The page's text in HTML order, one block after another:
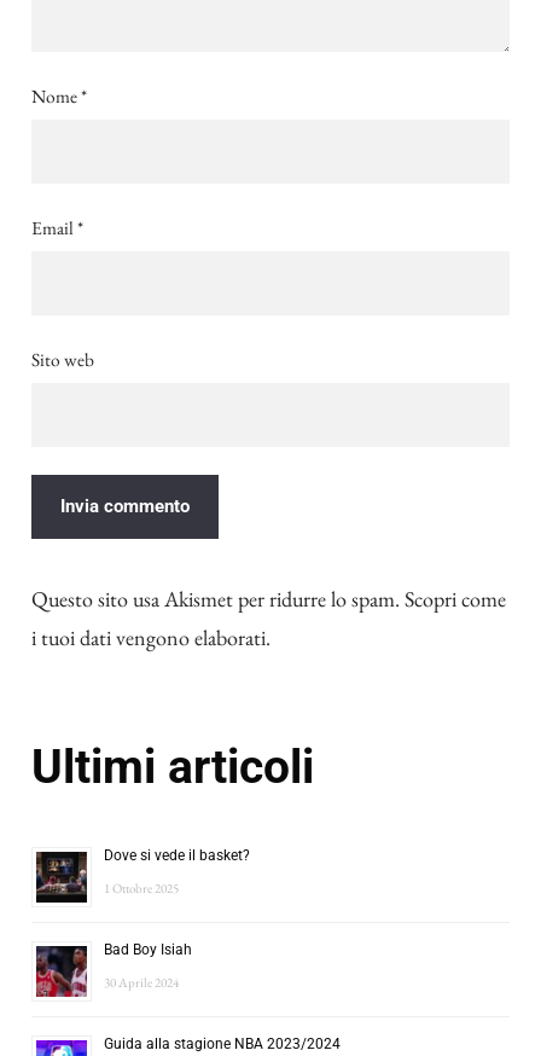
Nome*
Email*
Sito web
Questo sito usa Akismet per ridurre lo spam. Scopri come
i tuoi dati vengono elaborati.
Ultimi articoli
Dove si vede il basket?
1 Ottobre 2025
Bad Boy Isiah
30 Aprile 2024
Guida alla stagione NBA 2023/2024